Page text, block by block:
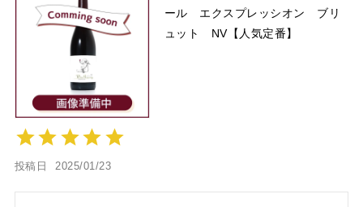
ール エクスプレッシオン ブリ
ュット NV【人気定番】
投稿日 2025/01/23